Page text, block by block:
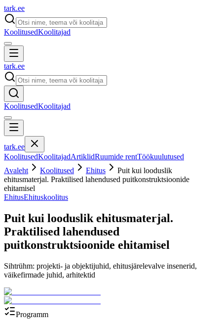
tark.ee
KoolitusedKoolitajad
tark.ee
KoolitusedKoolitajad
tark.ee
KoolitusedKoolitajadArtiklidRuumide rentTöökuulutused
Avaleht
Koolitused Ehitus
Puit kui looduslik
ehitusmaterjal. Praktilised lahendused puitkonstruktsioonide
ehitamisel
EhitusEhituskoolitus
Puit kui looduslik ehitusmaterjal.
Praktilised lahendused
puitkonstruktsioonide ehitamisel
Sihtrühm: projekti- ja objektijuhid, ehitusjärelevalve insenerid,
väikefirmade juhid, arhitektid
Programm